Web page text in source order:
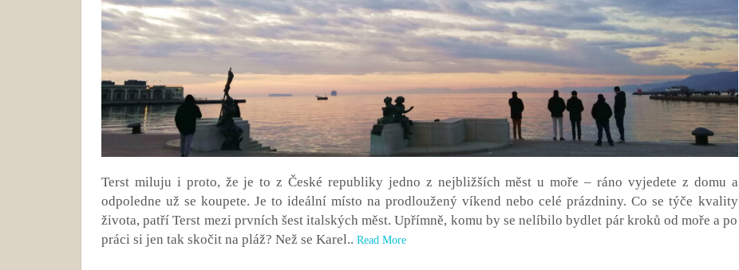
Terst miluju i proto, že je to z České republiky jedno z nejbližších měst u moře – ráno vyjedete z domu a
odpoledne už se koupete. Je to ideální místo na prodloužený víkend nebo celé prázdniny. Co se týče kvality
života, patří Terst mezi prvních šest italských měst. Upřímně, komu by se nelíbilo bydlet pár kroků od moře a po
práci si jen tak skočit na pláž? Než se Karel.. Read More